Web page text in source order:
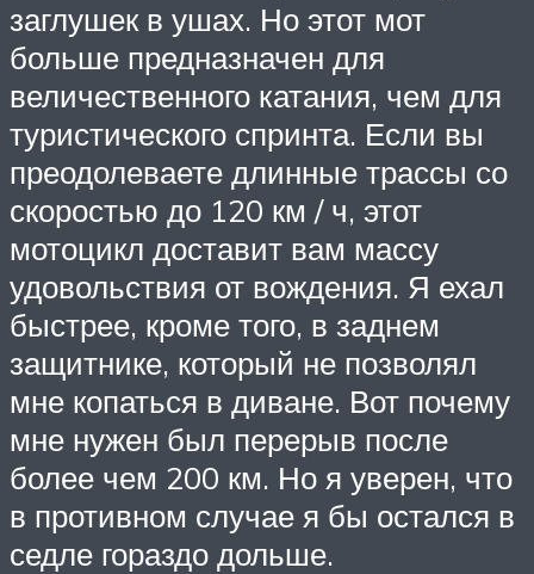
заглушек в ушах. Но этот мот
больше предназначен для
величественного катания, чем для
туристического спринта. Если вы
преодолеваете длинные трассы со
скоростью до 120 км / ч, этот
мотоцикл доставит вам массу
удовольствия от вождения. Я ехал
быстрее, кроме того, в заднем
защитнике, который не позволял
мне копаться в диване. Вот почему
мне нужен был перерыв после
более чем 200 км. Но я уверен, что
в противном случае я бы остался в
седле гораздо дольше.